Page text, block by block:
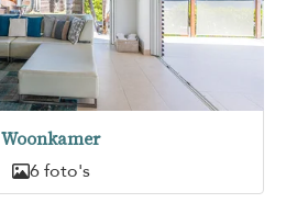
Woonkamer
6 foto's